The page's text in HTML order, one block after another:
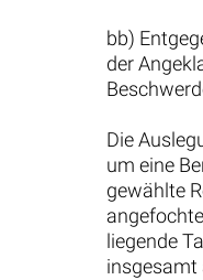
bb)
der
Die
um eine
gewählte
liegende
insgesamt